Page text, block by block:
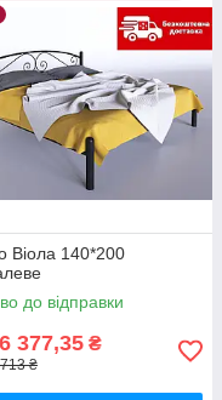
Віола 140*200
до відправки
6 377,35 ₴
713 ₴